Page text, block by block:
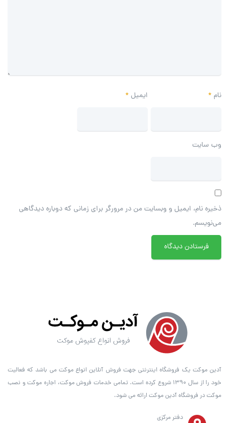
نام* ایمیل*
وب‌ سایت
ذخیره نام، ایمیل و وبسایت من در مرورگر برای زمانی که دوباره دیدگاهی
می‌نویسم.
آدین موکت یک فروشگاه اینترنتی جهت فروش آنلاین انواع موکت می باشد که فعالیت
خود را از سال ۱۳۹۰ شروع کرده است. تمامی خدمات فروش موکت، اجاره موکت و نصب
موکت در فروشگاه آدین موکت ارائه می شود.
دفتر مرکزی